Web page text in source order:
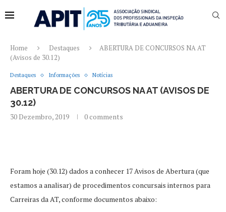
Home Destaques
ABERTURA DE CONCURSOS NA AT
(Avisos de 30.12)
Destaques Informações Notícias
ABERTURA DE CONCURSOS NA AT (AVISOS DE
30.12)
30 Dezembro, 2019 0 comments
Foram hoje (30.12) dados a conhecer 17 Avisos de Abertura (que
estamos a analisar) de procedimentos concursais internos para
Carreiras da AT, conforme documentos abaixo: